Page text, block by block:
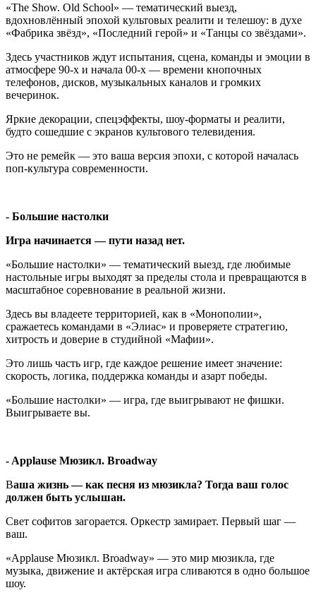
«The Show. Old School» — тематический выезд,
вдохновлённый эпохой культовых реалити и телешоу: в духе
«Фабрика звёзд», «Последний герой» и «Танцы со звёздами».
Здесь участников ждут испытания, сцена, команды и эмоции в
атмосфере 90-х и начала 00-х — времени кнопочных
телефонов, дисков, музыкальных каналов и громких
вечеринок.
Яркие декорации, спецэффекты, шоу-форматы и реалити,
будто сошедшие с экранов культового телевидения.
Это не ремейк — это ваша версия эпохи, с которой началась
поп-культура современности.
- Большие настолки
Игра начинается — пути назад нет.
«Большие настолки» — тематический выезд, где любимые
настольные игры выходят за пределы стола и превращаются в
масштабное соревнование в реальной жизни.
Здесь вы владеете территорией, как в «Монополии»,
сражаетесь командами в «Элиас» и проверяете стратегию,
хитрость и доверие в студийной «Мафии».
Это лишь часть игр, где каждое решение имеет значение:
скорость, логика, поддержка команды и азарт победы.
«Большие настолки» — игра, где выигрывают не фишки.
Выигрываете вы.
- Applause Мюзикл. Broadway
Ваша жизнь — как песня из мюзикла? Тогда ваш голос
должен быть услышан.
Свет софитов загорается. Оркестр замирает. Первый шаг —
ваш.
«Applause Мюзикл. Broadway» — это мир мюзикла, где
музыка, движение и актёрская игра сливаются в одно большое
шоу.